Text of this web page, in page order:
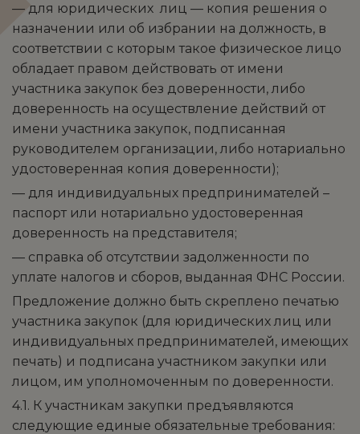
— для юридических лиц — копия решения о
назначении или об избрании на должность, в
соответствии с которым такое физическое лицо
обладает правом действовать от имени
участника закупок без доверенности, либо
доверенность на осуществление действий от
имени участника закупок, подписанная
руководителем организации, либо нотариально
удостоверенная копия доверенности);
— для индивидуальных предпринимателей –
паспорт или нотариально удостоверенная
доверенность на представителя;
— справка об отсутствии задолженности по
уплате налогов и сборов, выданная ФНС России.
Предложение должно быть скреплено печатью
участника закупок (для юридических лиц или
индивидуальных предпринимателей, имеющих
печать) и подписана участником закупки или
лицом, им уполномоченным по доверенности.
4.1. К участникам закупки предъявляются
следующие единые обязательные требования: